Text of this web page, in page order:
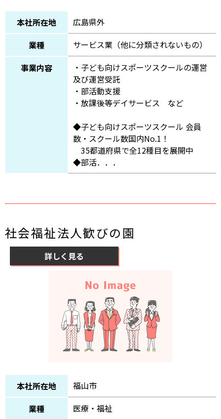
本社所在地
広島県外
業種
サービス業（他に分類されないもの）
事業内容
・子ども向けスポーツスクールの運営
及び運営受託
・部活動支援
・放課後等デイサービス など
◆子ども向けスポーツスクール 会員
数・スクール数国内No.1！
35都道府県で全12種目を展開中
◆部活．．．
社会福祉法人歓びの園
詳しく見る
本社所在地
福山市
業種
医療・福祉